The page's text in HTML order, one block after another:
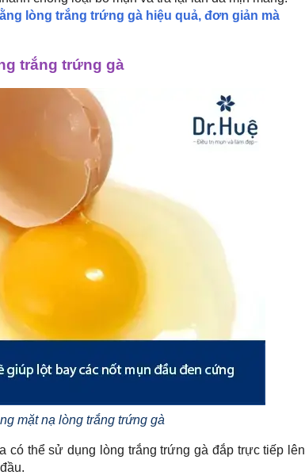
lòng trắng trứng gà hiệu quả, đơn giản mà
trắng trứng gà
mặt nạ lòng trắng trứng gà
có thể sử dụng lòng trắng trứng gà đắp trực tiếp lên